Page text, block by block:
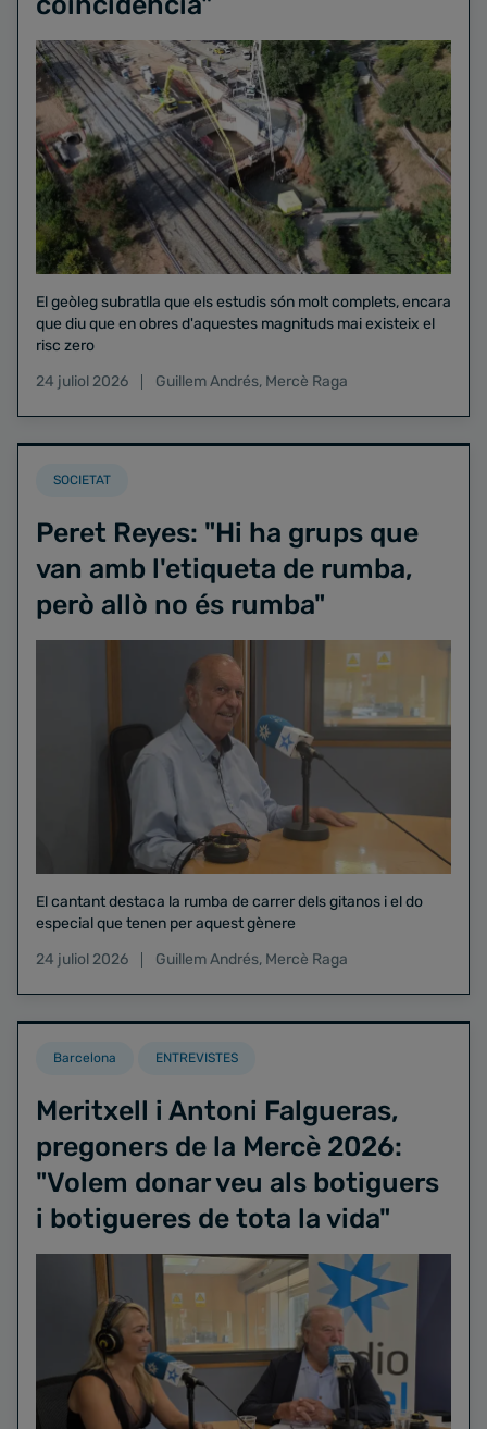
El geòleg subratlla que els estudis són molt complets, encara
que diu que en obres d'aquestes magnituds mai existeix el
risc zero
24 juliol 2026
Guillem Andrés, Mercè Raga
SOCIETAT
Peret Reyes: "Hi ha grups que
van amb l'etiqueta de rumba,
però allò no és rumba"
El cantant destaca la rumba de carrer dels gitanos i el do
especial que tenen per aquest gènere
24 juliol 2026
Guillem Andrés, Mercè Raga
Barcelona ENTREVISTES
Meritxell i Antoni Falgueras,
pregoners de la Mercè 2026:
"Volem donar veu als botiguers
i botigueres de tota la vida"